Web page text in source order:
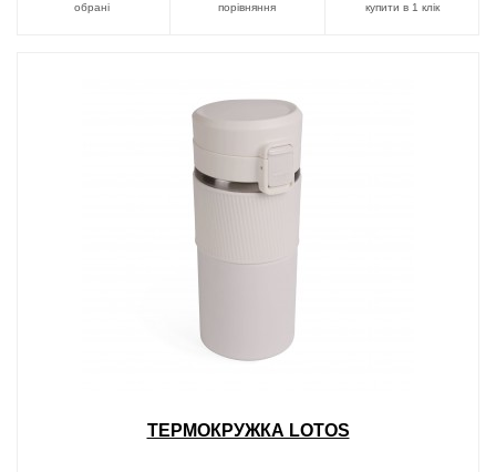
обрані порівняння купити в 1 клік
ТЕРМОКРУЖКА LOTOS